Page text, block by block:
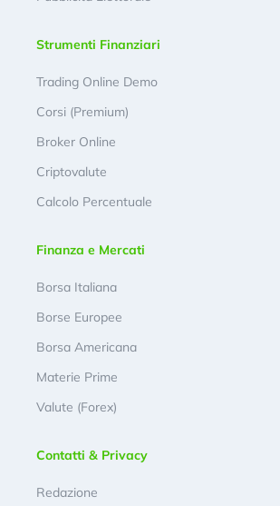
Strumenti Finanziari
Trading Online Demo
Corsi (Premium)
Broker Online
Criptovalute
Calcolo Percentuale
Finanza e Mercati
Borsa Italiana
Borse Europee
Borsa Americana
Materie Prime
Valute (Forex)
Contatti & Privacy
Redazione